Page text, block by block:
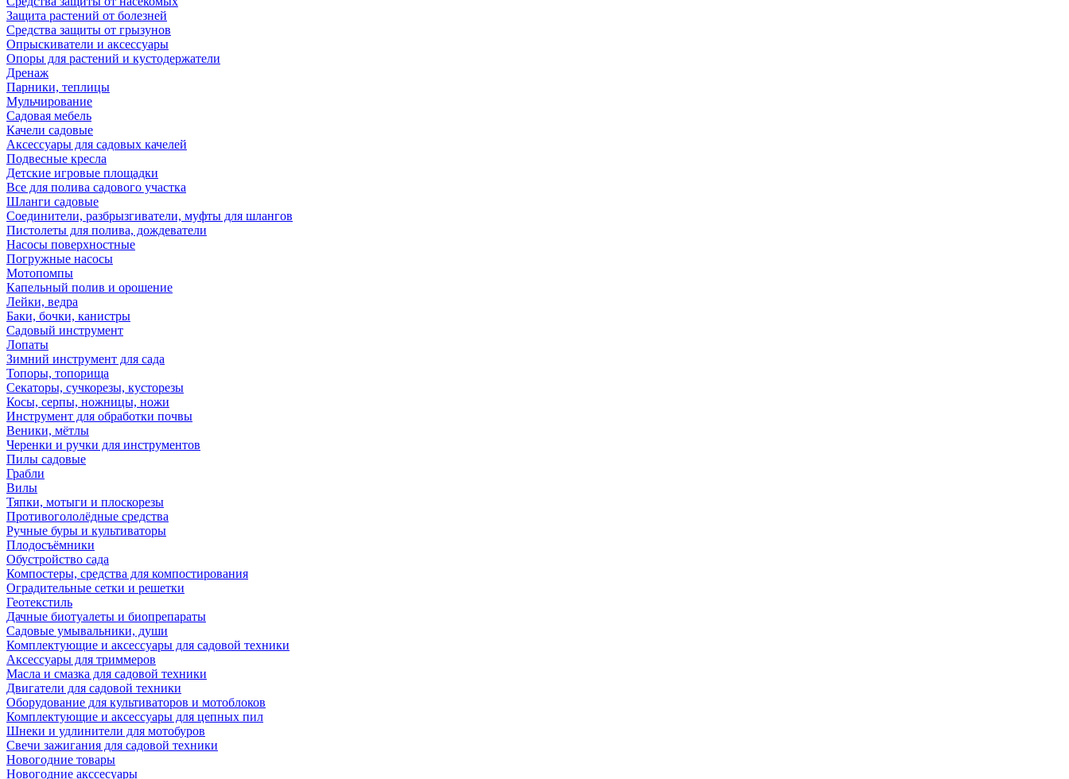
Защита растений от болезней
Средства защиты от грызунов
Опрыскиватели и аксессуары
Опоры для растений и кустодержатели
Дренаж
Парники, теплицы
Мульчирование
Садовая мебель
Качели садовые
Аксессуары для садовых качелей
Подвесные кресла
Детские игровые площадки
Все для полива садового участка
Шланги садовые
Соединители, разбрызгиватели, муфты для шлангов
Пистолеты для полива, дождеватели
Насосы поверхностные
Погружные насосы
Мотопомпы
Капельный полив и орошение
Лейки, ведра
Баки, бочки, канистры
Садовый инструмент
Лопаты
Зимний инструмент для сада
Топоры, топорища
Секаторы, сучкорезы, кусторезы
Косы, серпы, ножницы, ножи
Инструмент для обработки почвы
Веники, мётлы
Черенки и ручки для инструментов
Пилы садовые
Грабли
Вилы
Тяпки, мотыги и плоскорезы
Противогололёдные средства
Ручные буры и культиваторы
Плодосъёмники
Обустройство сада
Компостеры, средства для компостирования
Оградительные сетки и решетки
Геотекстиль
Дачные биотуалеты и биопрепараты
Садовые умывальники, души
Комплектующие и аксессуары для садовой техники
Аксессуары для триммеров
Масла и смазка для садовой техники
Двигатели для садовой техники
Оборудование для культиваторов и мотоблоков
Комплектующие и аксессуары для цепных пил
Шнеки и удлинители для мотобуров
Свечи зажигания для садовой техники
Новогодние товары
Новогодние акссесуары